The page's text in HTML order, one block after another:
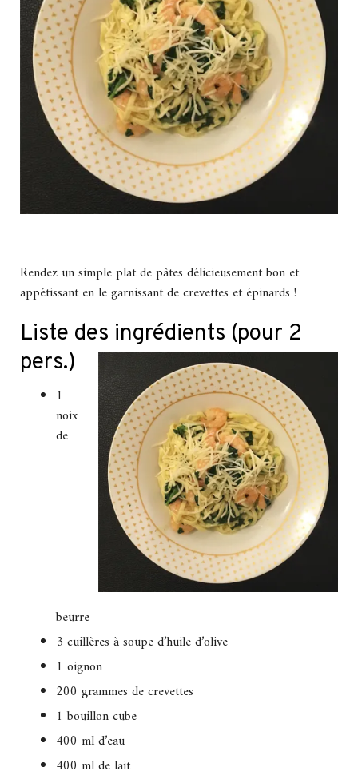
Rendez un simple plat de pâtes délicieusement bon et
appétissant en le garnissant de crevettes et épinards !
Liste des ingrédients (pour 2
pers.)
1
noix
de
beurre
3 cuillères à soupe d’huile d’olive
1 oignon
200 grammes de crevettes
1 bouillon cube
400 ml d’eau
400 ml de lait